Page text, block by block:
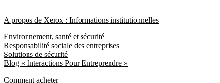
A propos de Xerox : Informations institutionnelles
Environnement, santé et sécurité
Responsabilité sociale des entreprises
Solutions de sécurité
Blog « Interactions Pour Entreprendre »
Comment acheter